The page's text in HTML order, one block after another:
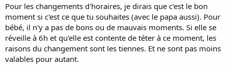
Pour les changements d'horaires, je dirais que c'est le bon
moment si c'est ce que tu souhaites (avec le papa aussi). Pour
bébé, il n'y a pas de bons ou de mauvais moments. Si elle se
réveille à 6h et qu'elle est contente de téter à ce moment, les
raisons du changement sont les tiennes. Et ne sont pas moins
valables pour autant.